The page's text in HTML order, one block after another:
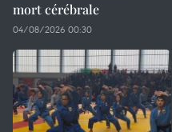
mort cérébrale
04/08/2026 00:30